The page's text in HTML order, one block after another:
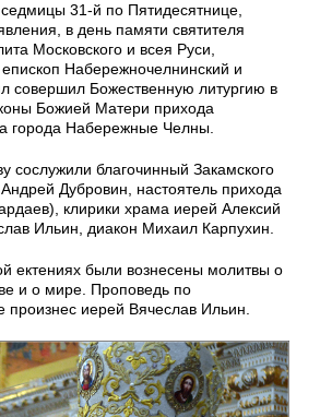
31-й по Пятидесятнице,
в день памяти святителя
Московского и всея Руси,
Набережночелнинский и
совершил Божественную литургию в
Божией Матери прихода
города Набережные Челны.
сослужили благочинный Закамского
Дубровин, настоятель прихода
клирики храма иерей Алексий
Ильин, диакон Михаил Карпухин.
ектениях были вознесены молитвы о
и о мире. Проповедь по
произнес иерей Вячеслав Ильин.